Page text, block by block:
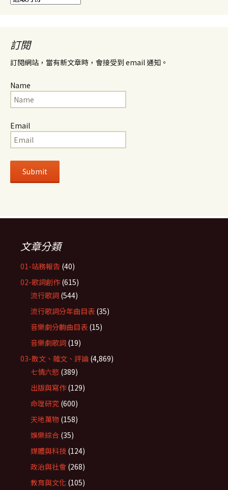
整
訂閱
訂閱網站，當有新文章時，會接受到 email 通知。
Name
Email
文章分類
01-站務報告 (40)
02-歌詞創作 (615)
流行歌詞 (544)
流行歌詞分年曲目表 (35)
音樂劇分齣曲目表 (15)
音樂劇歌詞 (19)
03-散文、雜文、評論 (4,869)
七情六慾 (389)
出版與寫作 (129)
命理研究 (600)
天地萬物 (158)
娛樂綜合 (35)
媒體與科技 (124)
政治與社會 (268)
教育與文化 (105)